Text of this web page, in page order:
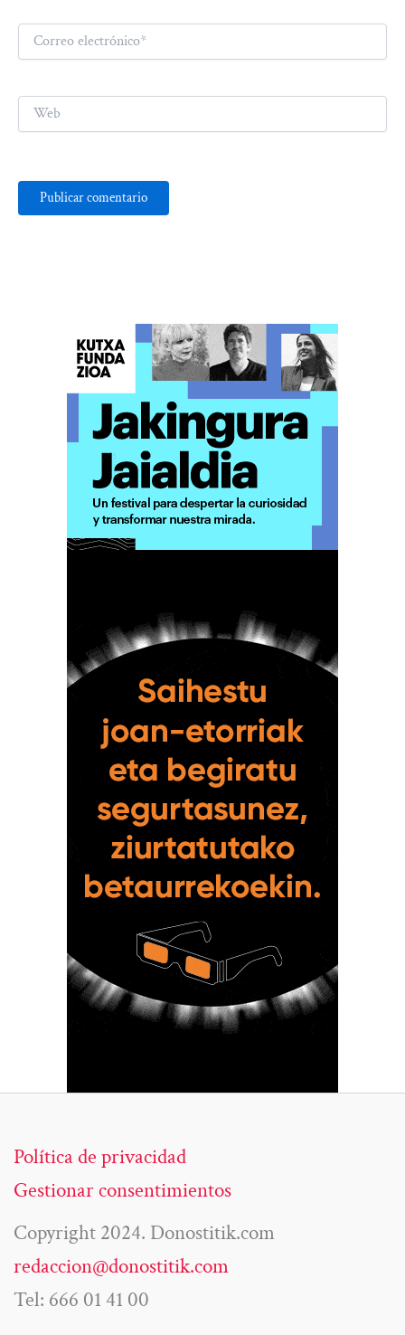
Correo
electrónico*
Web
Política de privacidad
Gestionar consentimientos
Copyright 2024. Donostitik.com
redaccion@donostitik.com
Tel: 666 01 41 00